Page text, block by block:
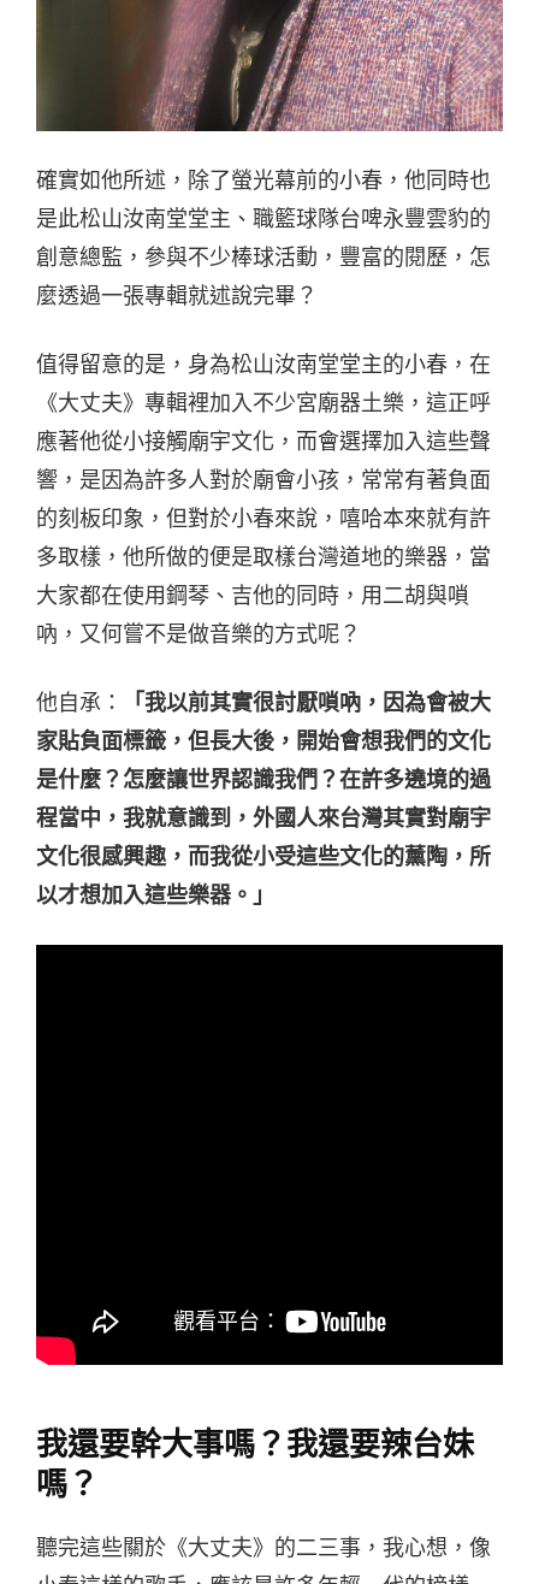
確實如他所述，除了螢光幕前的小春，他同時也
是此松山汝南堂堂主、職籃球隊台啤永豐雲豹的
創意總監，參與不少棒球活動，豐富的閱歷，怎
麼透過一張專輯就述說完畢？
值得留意的是，身為松山汝南堂堂主的小春，在
《大丈夫》專輯裡加入不少宮廟器土樂，這正呼
應著他從小接觸廟宇文化，而會選擇加入這些聲
響，是因為許多人對於廟會小孩，常常有著負面
的刻板印象，但對於小春來說，嘻哈本來就有許
多取樣，他所做的便是取樣台灣道地的樂器，當
大家都在使用鋼琴、吉他的同時，用二胡與嗩
吶，又何嘗不是做音樂的方式呢？
他自承：
「我以前其實很討厭嗩吶，因為會被大
家貼負面標籤，但長大後，開始會想我們的文化
是什麼？怎麼讓世界認識我們？在許多遶境的過
程當中，我就意識到，外國人來台灣其實對廟宇
文化很感興趣，而我從小受這些文化的薰陶，所
以才想加入這些樂器。」
我還要幹大事嗎？我還要辣台妹
嗎？
聽完這些關於《大丈夫》的二三事，我心想，像